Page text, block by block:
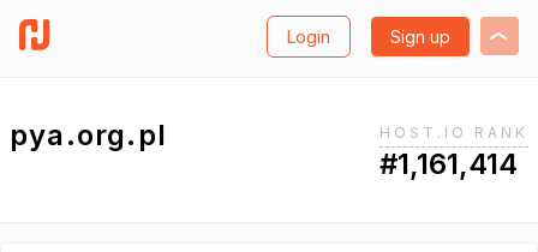
Login Sign up
pya.org.pl HOST.IO RANK
#1,161,414